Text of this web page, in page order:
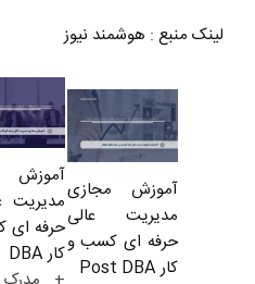
لینک منبع : هوشمند نیوز
آموزش مجازی
مدیریت عالی
حرفه ای کسب و
کار Post DBA
آموزش
مدیریت
حرفه
کار DBA